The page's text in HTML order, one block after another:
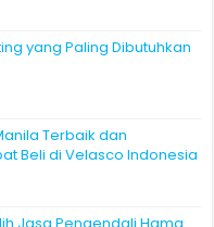
yang Paling Dibutuhkan
Terbaik dan
Beli di Velasco Indonesia